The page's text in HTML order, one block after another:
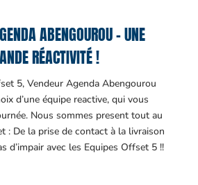
ABENGOUROU – UNE
RÉACTIVITÉ !
5, Vendeur Agenda Abengourou
d’une équipe reactive, qui vous
Nous sommes present tout au
: De la prise de contact à la livraison
d’impair avec les Equipes Offset 5 !!